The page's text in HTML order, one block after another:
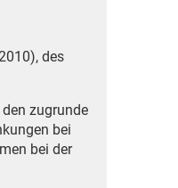
des
zugrunde
bei
bei der